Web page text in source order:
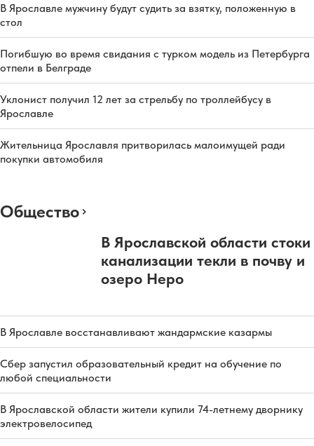
В Ярославле мужчину будут судить за взятку, положенную в
стол
Погибшую во время свидания с турком модель из Петербурга
отпели в Белграде
Уклонист получил 12 лет за стрельбу по троллейбусу в
Ярославле
Жительница Ярославля притворилась малоимущей ради
покупки автомобиля
Общество
В Ярославской области стоки
канализации текли в почву и
озеро Неро
В Ярославле восстанавливают жандармские казармы
Сбер запустил образовательный кредит на обучение по
любой специальности
В Ярославской области жители купили 74-летнему дворнику
электровелосипед